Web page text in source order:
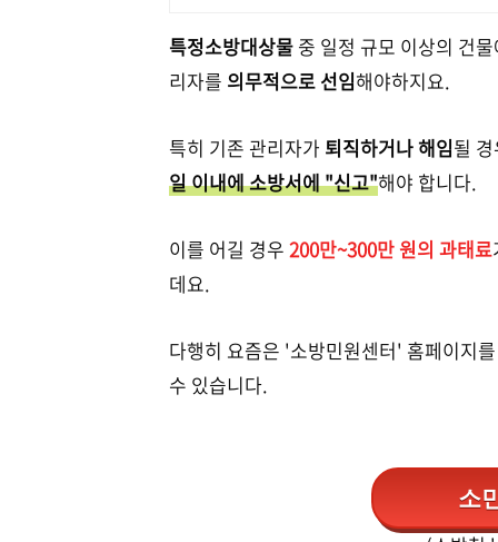
특정소방대상물 중 일정 규모 이상의 건
리자를 의무적으로 선임해야하지요.
특히 기존 관리자가 퇴직하거나 해임될
일 이내에 소방서에 "신고"해야 합니다.
이를 어길 경우 200만~300만 원의 과태료
데요.
다행히 요즘은 '소방민원센터' 홈페이지
수 있습니다.
소